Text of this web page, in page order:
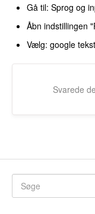
Gå til: Sprog og
Åbn indstillingen
Vælg: google
Svarede